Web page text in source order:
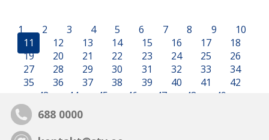
1 2 3 4 5 6 7 8 9
10
11
12 13 14 15 16 17
18
19
20 21 22 23 24 25
26
27
28 29 30 31 32 33
34
35
36 37 38 39 40 41
42
43
44 45 46 47 48 49
688 0000